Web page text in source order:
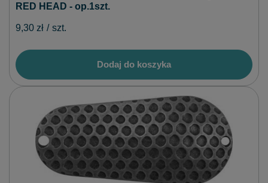
RED HEAD - op.1szt.
9,30 zł / szt.
Dodaj do koszyka